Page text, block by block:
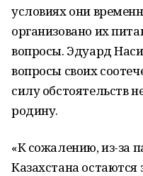
условиях они
организовано их
вопросы. Эдуард
вопросы своих
силу обстоятельств
родину.
«К сожалению, из-за
Казахстана